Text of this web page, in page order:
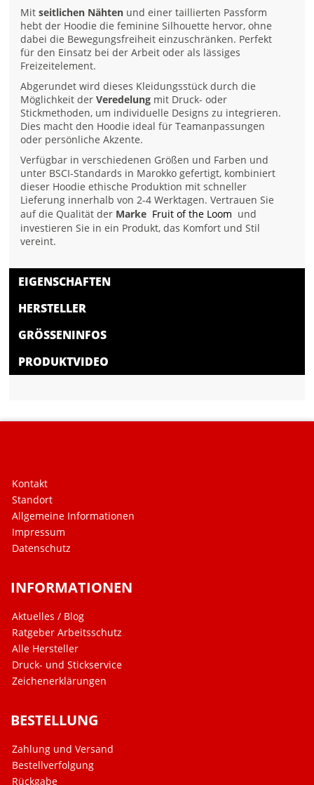
Mitseitlichen Nähten und einer taillierten Passform
hebt der Hoodie die feminine Silhouette hervor, ohne
dabei die Bewegungsfreiheit einzuschränken. Perfekt
für den Einsatz bei der Arbeit oder als lässiges
Freizeitelement.
Abgerundet wird dieses Kleidungsstück durch die
Möglichkeit derVeredelung mit Druck- oder
Stickmethoden, um individuelle Designs zu integrieren.
Dies macht den Hoodie ideal für Teamanpassungen
oder persönliche Akzente.
Verfügbar in verschiedenen Größen und Farben und
unter BSCI-Standards in Marokko gefertigt, kombiniert
dieser Hoodie ethische Produktion mit schneller
Lieferung innerhalb von 2-4 Werktagen. Vertrauen Sie
auf die Qualität der Marke Fruit of the Loom und
investieren Sie in ein Produkt, das Komfort und Stil
vereint.
EIGENSCHAFTEN
HERSTELLER
GRÖSSENINFOS
PRODUKTVIDEO
Kontakt
Standort
Allgemeine Informationen
Impressum
Datenschutz
INFORMATIONEN
Aktuelles / Blog
Ratgeber Arbeitsschutz
Alle Hersteller
Druck- und Stickservice
Zeichenerklärungen
BESTELLUNG
Zahlung und Versand
Bestellverfolgung
Rückgabe